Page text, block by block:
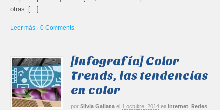
otras. […]
Leer más ·0 Comments
[Infografía] Color
Trends, las tendencias
en color
por Silvia Galiana el 1 octubre, 2014 en Internet
Redes